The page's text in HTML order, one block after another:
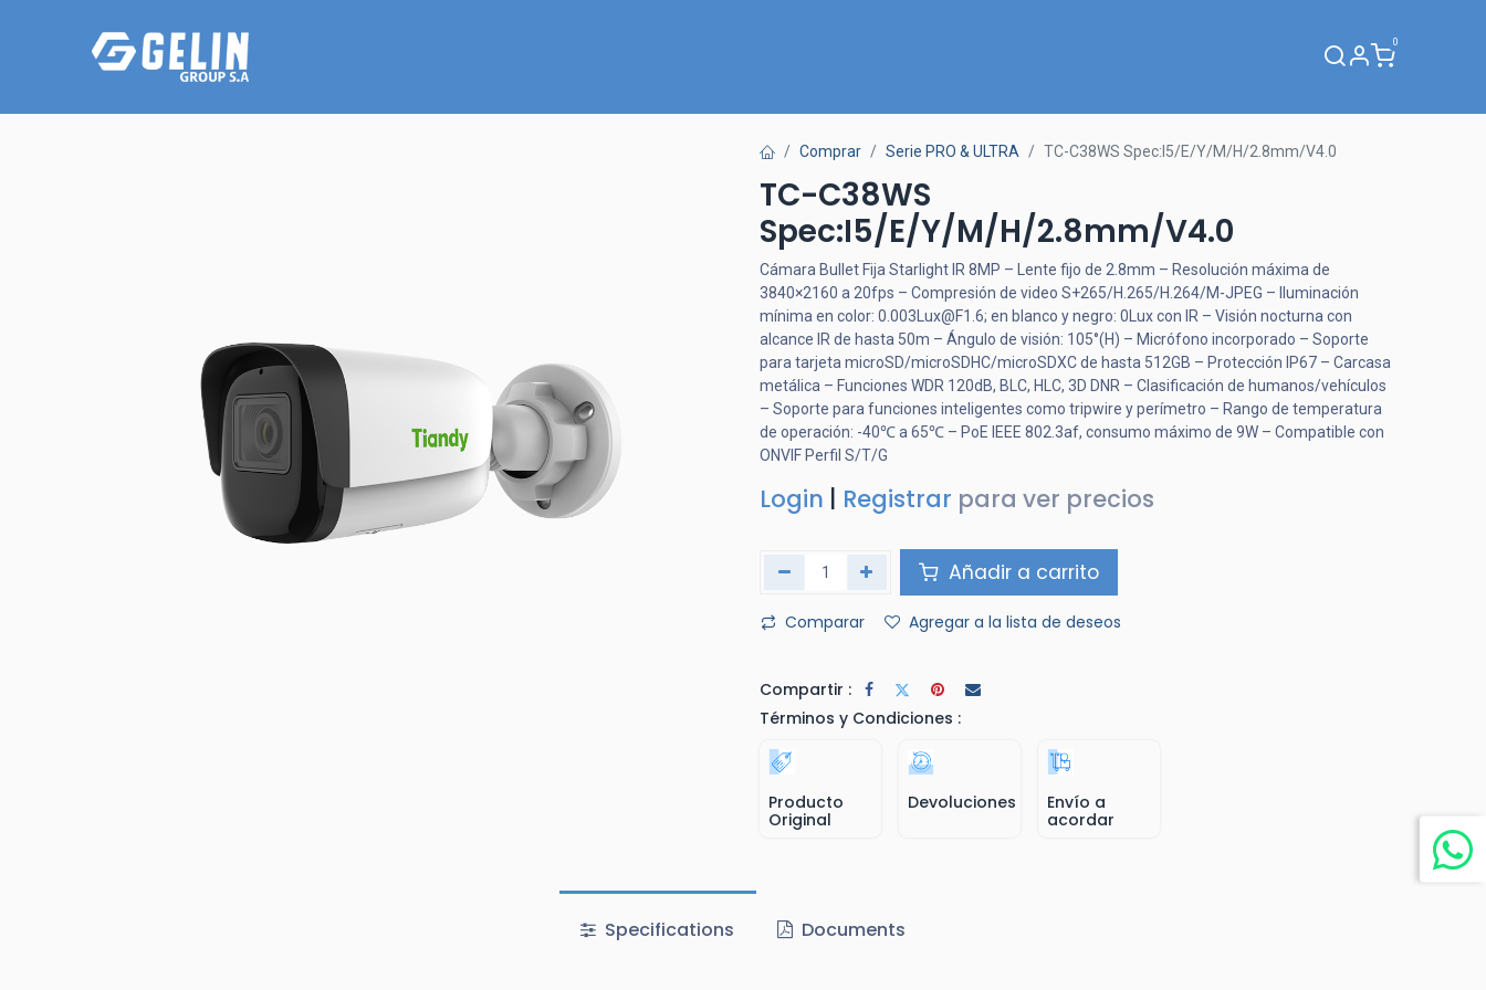
0
Comprar Serie PRO & ULTRA TC-C38WS Spec:I5/E/Y/M/H/2.8mm/V4.0
TC-C38WS
Spec:I5/E/Y/M/H/2.8mm/V4.0
Cámara Bullet Fija Starlight IR 8MP – Lente fijo de 2.8mm – Resolución máxima de
3840×2160 a 20fps – Compresión de video S+265/H.265/H.264/M-JPEG – Iluminación
mínima en color: 0.003Lux@F1.6; en blanco y negro: 0Lux con IR – Visión nocturna con
alcance IR de hasta 50m – Ángulo de visión: 105°(H) – Micrófono incorporado – Soporte
para tarjeta microSD/microSDHC/microSDXC de hasta 512GB – Protección IP67 – Carcasa
metálica – Funciones WDR 120dB, BLC, HLC, 3D DNR – Clasificación de humanos/vehículos
– Soporte para funciones inteligentes como tripwire y perímetro – Rango de temperatura
de operación: -40℃ a 65℃ – PoE IEEE 802.3af, consumo máximo de 9W – Compatible con
ONVIF Perfil S/T/G
Login Registrar para ver precios
Añadir a carrito
Comparar Agregar a la lista de deseos
Compartir :
Términos y Condiciones :
Producto
Original
Devoluciones
Envío a
acordar
Specifications Documents